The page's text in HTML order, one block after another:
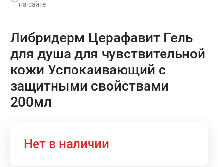
на сайте
Либридерм Церафавит Гель
для душа для чувствительной
кожи Успокаивающий с
защитными свойствами
200мл
Нет в наличии